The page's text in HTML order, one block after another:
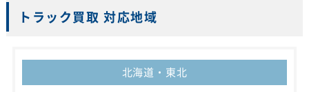
トラック買取 対応地域
北海道・東北